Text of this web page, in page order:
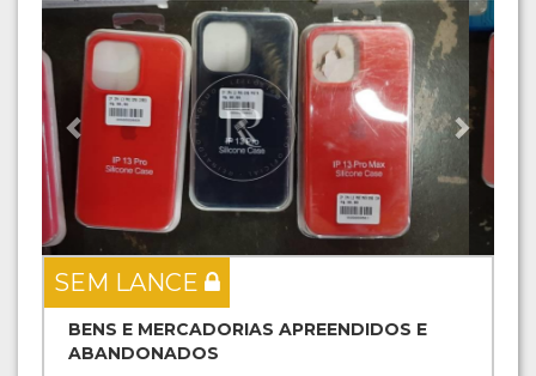
Previous Next
SEM LANCE
BENS E MERCADORIAS APREENDIDOS E
ABANDONADOS